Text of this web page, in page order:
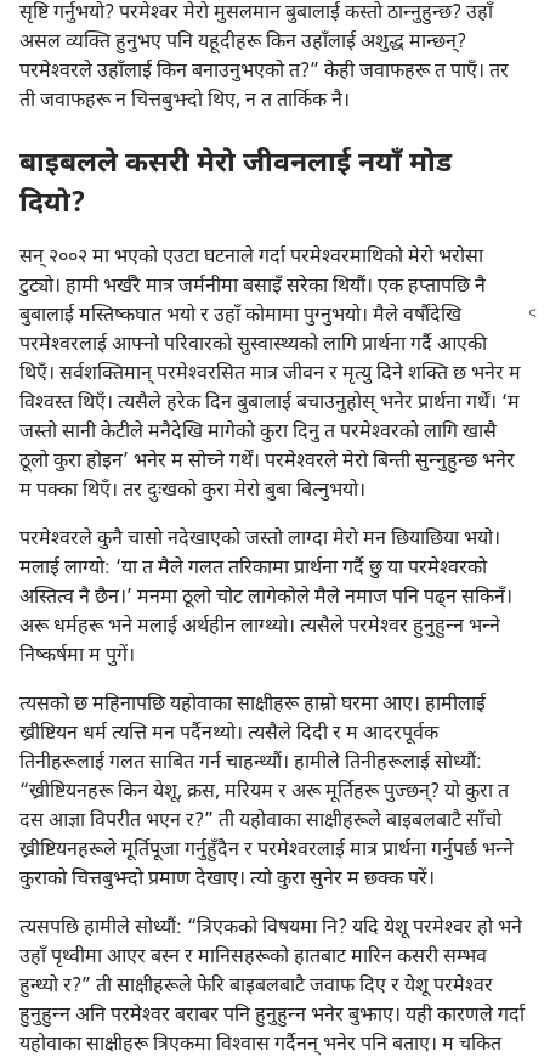
सृष्टि गर्नुभयो? परमेश्‍वर मेरो मुसलमान बुबालाई कस्तो ठान्‍नुहुन्छ? उहाँ
असल व्यक्‍ति हुनुभए पनि यहूदीहरू किन उहाँलाई अशुद्ध मान्छन्‌?
परमेश्‍वरले उहाँलाई किन बनाउनुभएको त?” केही जवाफहरू त पाएँ। तर
ती जवाफहरू न चित्तबुझ्दो थिए, न त तार्किक नै।
बाइबलले कसरी मेरो जीवनलाई नयाँ मोड
दियो?
सन्‌ २००२ मा भएको एउटा घटनाले गर्दा परमेश्‍वरमाथिको मेरो भरोसा
टुट्यो। हामी भर्खरै मात्र जर्मनीमा बसाइँ सरेका थियौं। एक हप्तापछि नै
बुबालाई मस्तिष्कघातभयो र उहाँ कोमामा पुग्नुभयो। मैले वर्षौंदेखि
परमेश्‍वरलाई आफ्नो परिवारको सुस्वास्थ्यको लागि प्रार्थना गर्दै आएकी
थिएँ। सर्वशक्‍तिमान्‌ परमेश्‍वरसित मात्र जीवन र मृत्यु दिने शक्‍ति छ भनेर म
विश्‍वस्त थिएँ। त्यसैले हरेक दिन बुबालाई बचाउनुहोस्‌ भनेर प्रार्थना गर्थें। ‘म
जस्तो सानी केटीले मनैदेखि मागेको कुरा दिनु त परमेश्‍वरको लागि खासै
ठूलो कुरा होइन’ भनेर म सोच्ने गर्थें। परमेश्‍वरले मेरो बिन्ती सुन्‍नुहुन्छ भनेर
म पक्का थिएँ। तर दुःखको कुरा मेरो बुबा बित्नुभयो।
परमेश्‍वरले कुनै चासो नदेखाएको जस्तो लाग्दा मेरो मन छियाछिया भयो।
मलाई लाग्यो: ‘या त मैले गलत तरिकामा प्रार्थना गर्दै छु या परमेश्‍वरको
अस्तित्व नै छैन।’ मनमा ठूलो चोट लागेकोले मैले नमाज पनि पढ्‌न सकिनँ।
अरू धर्महरू भने मलाई अर्थहीन लाग्थ्यो। त्यसैले परमेश्‍वर हुनुहुन्‍न भन्‍ने
निष्कर्षमा म पुगें।
त्यसको छ महिनापछि यहोवाका साक्षीहरू हाम्रो घरमा आए। हामीलाई
ख्रीष्टियन धर्म त्यत्ति मन पर्दैनथ्यो। त्यसैले दिदी र म आदरपूर्वक
तिनीहरूलाई गलत साबित गर्न चाहन्थ्यौं। हामीले तिनीहरूलाई सोध्यौं:
“ख्रीष्टियनहरू किन येशू, क्रस, मरियम र अरू मूर्तिहरू पुज्छन्‌? यो कुरा त
दस आज्ञा विपरीत भएन र?” ती यहोवाका साक्षीहरूले बाइबलबाटै साँचो
ख्रीष्टियनहरूले मूर्तिपूजा गर्नुहुँदैन र परमेश्‍वरलाई मात्र प्रार्थना गर्नुपर्छ भन्‍ने
कुराको चित्तबुझ्दो प्रमाण देखाए। त्यो कुरा सुनेर म छक्क परें।
त्यसपछि हामीले सोध्यौं: “त्रिएकको विषयमा नि? यदि येशू परमेश्‍वर हो भने
उहाँ पृथ्वीमा आएर बस्न र मानिसहरूको हातबाट मारिन कसरी सम्भव
हुन्थ्यो र?” ती साक्षीहरूले फेरि बाइबलबाटै जवाफ दिए र येशू परमेश्‍वर
हुनुहुन्‍न अनि परमेश्‍वर बराबर पनि हुनुहुन्‍न भनेर बुझाए। यही कारणले गर्दा
यहोवाका साक्षीहरू त्रिएकमा विश्‍वास गर्दैनन्‌ भनेर पनि बताए। म चकित